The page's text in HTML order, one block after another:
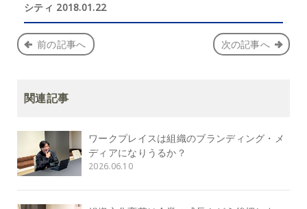
シティ 2018.01.22
前の記事へ 次の記事へ
関連記事
ワークプレイスは組織のブランディング・メ
ディアになりうるか？
2026.06.10